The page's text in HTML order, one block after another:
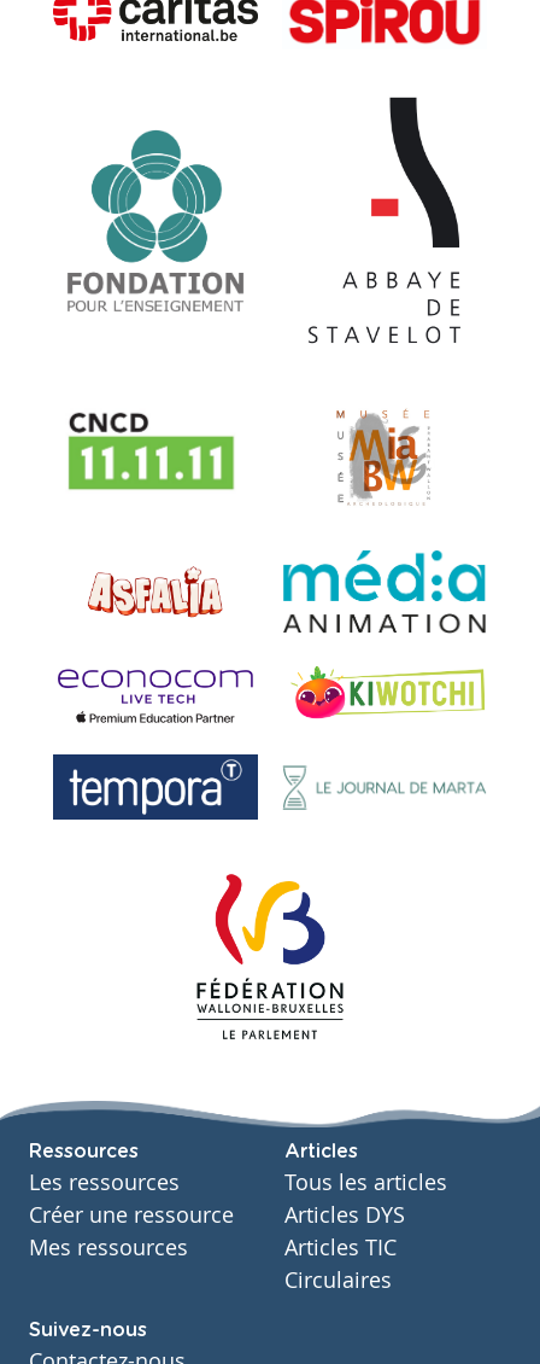
Ressources
Les ressources
Créer une ressource
Mes ressources
Articles
Tous les articles
Articles DYS
Articles TIC
Circulaires
Suivez-nous